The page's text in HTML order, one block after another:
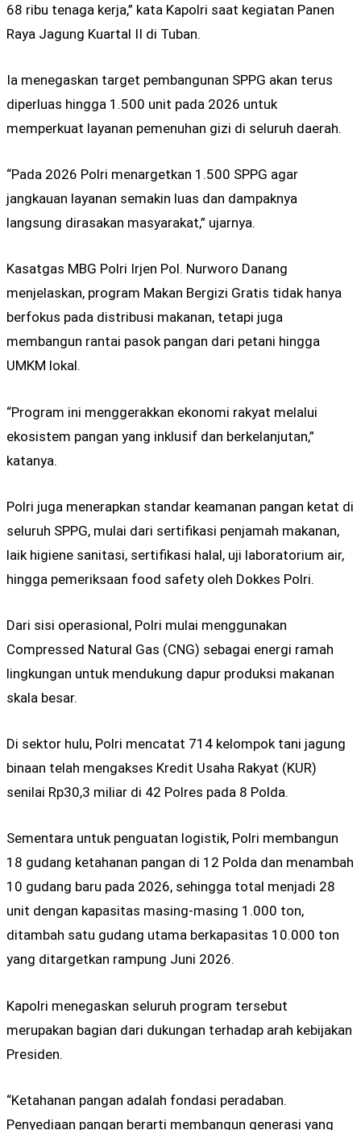
68 ribu tenaga kerja,” kata Kapolri saat kegiatan Panen
Raya Jagung Kuartal II di Tuban.
Ia menegaskan target pembangunan SPPG akan terus
diperluas hingga 1.500 unit pada 2026 untuk
memperkuat layanan pemenuhan gizi di seluruh daerah.
“Pada 2026 Polri menargetkan 1.500 SPPG agar
jangkauan layanan semakin luas dan dampaknya
langsung dirasakan masyarakat,” ujarnya.
Kasatgas MBG Polri Irjen Pol. Nurworo Danang
menjelaskan, program Makan Bergizi Gratis tidak hanya
berfokus pada distribusi makanan, tetapi juga
membangun rantai pasok pangan dari petani hingga
UMKM lokal.
“Program ini menggerakkan ekonomi rakyat melalui
ekosistem pangan yang inklusif dan berkelanjutan,”
katanya.
Polri juga menerapkan standar keamanan pangan ketat di
seluruh SPPG, mulai dari sertifikasi penjamah makanan,
laik higiene sanitasi, sertifikasi halal, uji laboratorium air,
hingga pemeriksaan food safety oleh Dokkes Polri.
Dari sisi operasional, Polri mulai menggunakan
Compressed Natural Gas (CNG) sebagai energi ramah
lingkungan untuk mendukung dapur produksi makanan
skala besar.
Di sektor hulu, Polri mencatat 714 kelompok tani jagung
binaan telah mengakses Kredit Usaha Rakyat (KUR)
senilai Rp30,3 miliar di 42 Polres pada 8 Polda.
Sementara untuk penguatan logistik, Polri membangun
18 gudang ketahanan pangan di 12 Polda dan menambah
10 gudang baru pada 2026, sehingga total menjadi 28
unit dengan kapasitas masing-masing 1.000 ton,
ditambah satu gudang utama berkapasitas 10.000 ton
yang ditargetkan rampung Juni 2026.
Kapolri menegaskan seluruh program tersebut
merupakan bagian dari dukungan terhadap arah kebijakan
Presiden.
“Ketahanan pangan adalah fondasi peradaban.
Penyediaan pangan berarti membangun generasi yang